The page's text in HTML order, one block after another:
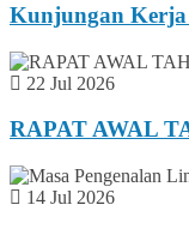
Kunjungan Kerja
22 Jul 2026
RAPAT AWAL
14 Jul 2026